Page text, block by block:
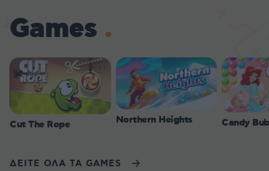
Games
Cut The Rope Northern Heights Candy
ΔΕΙΤΕ ΟΛΑ ΤΑ GAMES